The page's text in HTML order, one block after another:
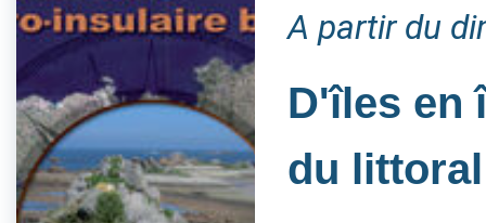
A partir du
D'îles en
du